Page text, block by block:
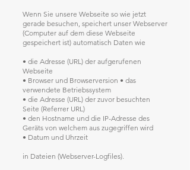
Wenn Sie unsere Webseite so wie jetzt
gerade besuchen, speichert unser Webserver
(Computer auf dem diese Webseite
gespeichert ist) automatisch Daten wie
• die Adresse (URL) der aufgerufenen
Webseite
• Browser und Browserversion • das
verwendete Betriebssystem
• die Adresse (URL) der zuvor besuchten
Seite (Referrer URL)
• den Hostname und die IP-Adresse des
Geräts von welchem aus zugegriffen wird
• Datum und Uhrzeit
in Dateien (Webserver-Logfiles).